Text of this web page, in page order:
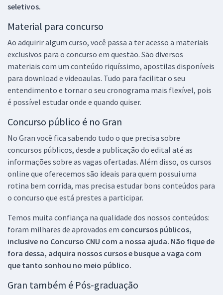
seletivos.
Material para concurso
Ao adquirir algum curso, você passa a ter acesso a materiais
exclusivos para o concurso em questão. São diversos
materiais com um conteúdo riquíssimo, apostilas disponíveis
para download e videoaulas. Tudo para facilitar o seu
entendimento e tornar o seu cronograma mais flexível, pois
é possível estudar onde e quando quiser.
Concurso público é no Gran
No Gran você fica sabendo tudo o que precisa sobre
concursos públicos, desde a publicação do edital até as
informações sobre as vagas ofertadas. Além disso, os cursos
online que oferecemos são ideais para quem possui uma
rotina bem corrida, mas precisa estudar bons conteúdos para
o concurso que está prestes a participar.
Temos muita confiança na qualidade dos nossos conteúdos:
foram milhares de aprovados em concursos públicos,
inclusive no Concurso CNU com a nossa ajuda. Não fique de
fora dessa, adquira nossos cursos e busque a vaga com
que tanto sonhou no meio público.
Gran também é Pós-graduação